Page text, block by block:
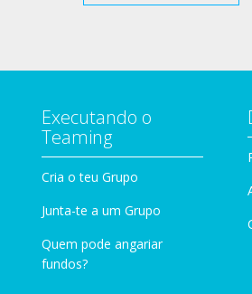
Executando o
Teaming
Cria o teu Grupo
Junta-te a um Grupo
Quem pode angariar
fundos?